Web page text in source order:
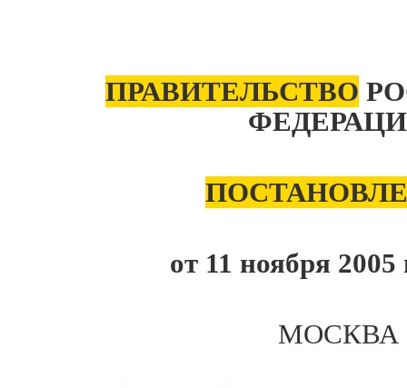
ПРАВИТЕЛЬСТВО
от 11 ноября
МОСКВА